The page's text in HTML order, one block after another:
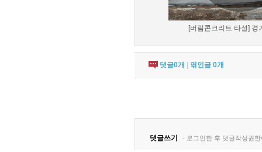
[버림콘크리트 타설] 경
댓글0개 엮인글 0개